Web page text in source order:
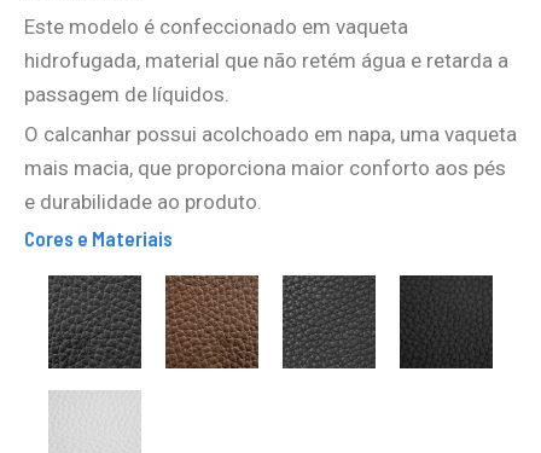
Este modelo é confeccionado em vaqueta
hidrofugada, material que não retém água e retarda a
passagem de líquidos.
O calcanhar possui acolchoado em napa, uma vaqueta
mais macia, que proporciona maior conforto aos pés
e durabilidade ao produto.
Cores e Materiais